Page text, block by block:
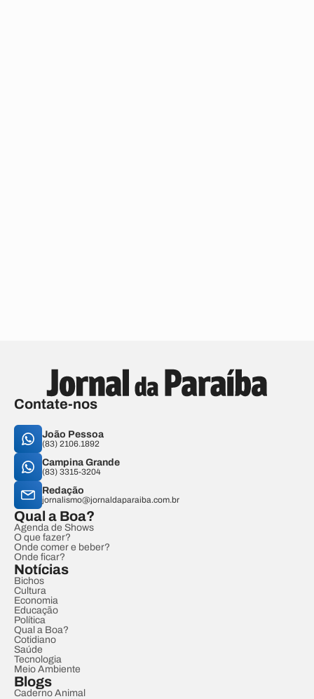
Contate-nos
João Pessoa
(83) 2106.1892
Campina Grande
(83) 3315-3204
Redação
jornalismo@jornaldaparaiba.com.br
Qual a Boa?
Agenda de Shows
O que fazer?
Onde comer e beber?
Onde ficar?
Notícias
Bichos
Cultura
Economia
Educação
Política
Qual a Boa?
Cotidiano
Saúde
Tecnologia
Meio Ambiente
Blogs
Caderno Animal